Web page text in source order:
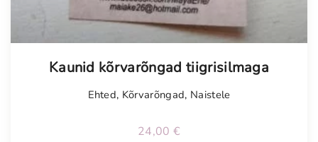
Kaunid kõrvarõngad tiigrisilmaga
Ehted, Kõrvarõngad, Naistele
24,00 €